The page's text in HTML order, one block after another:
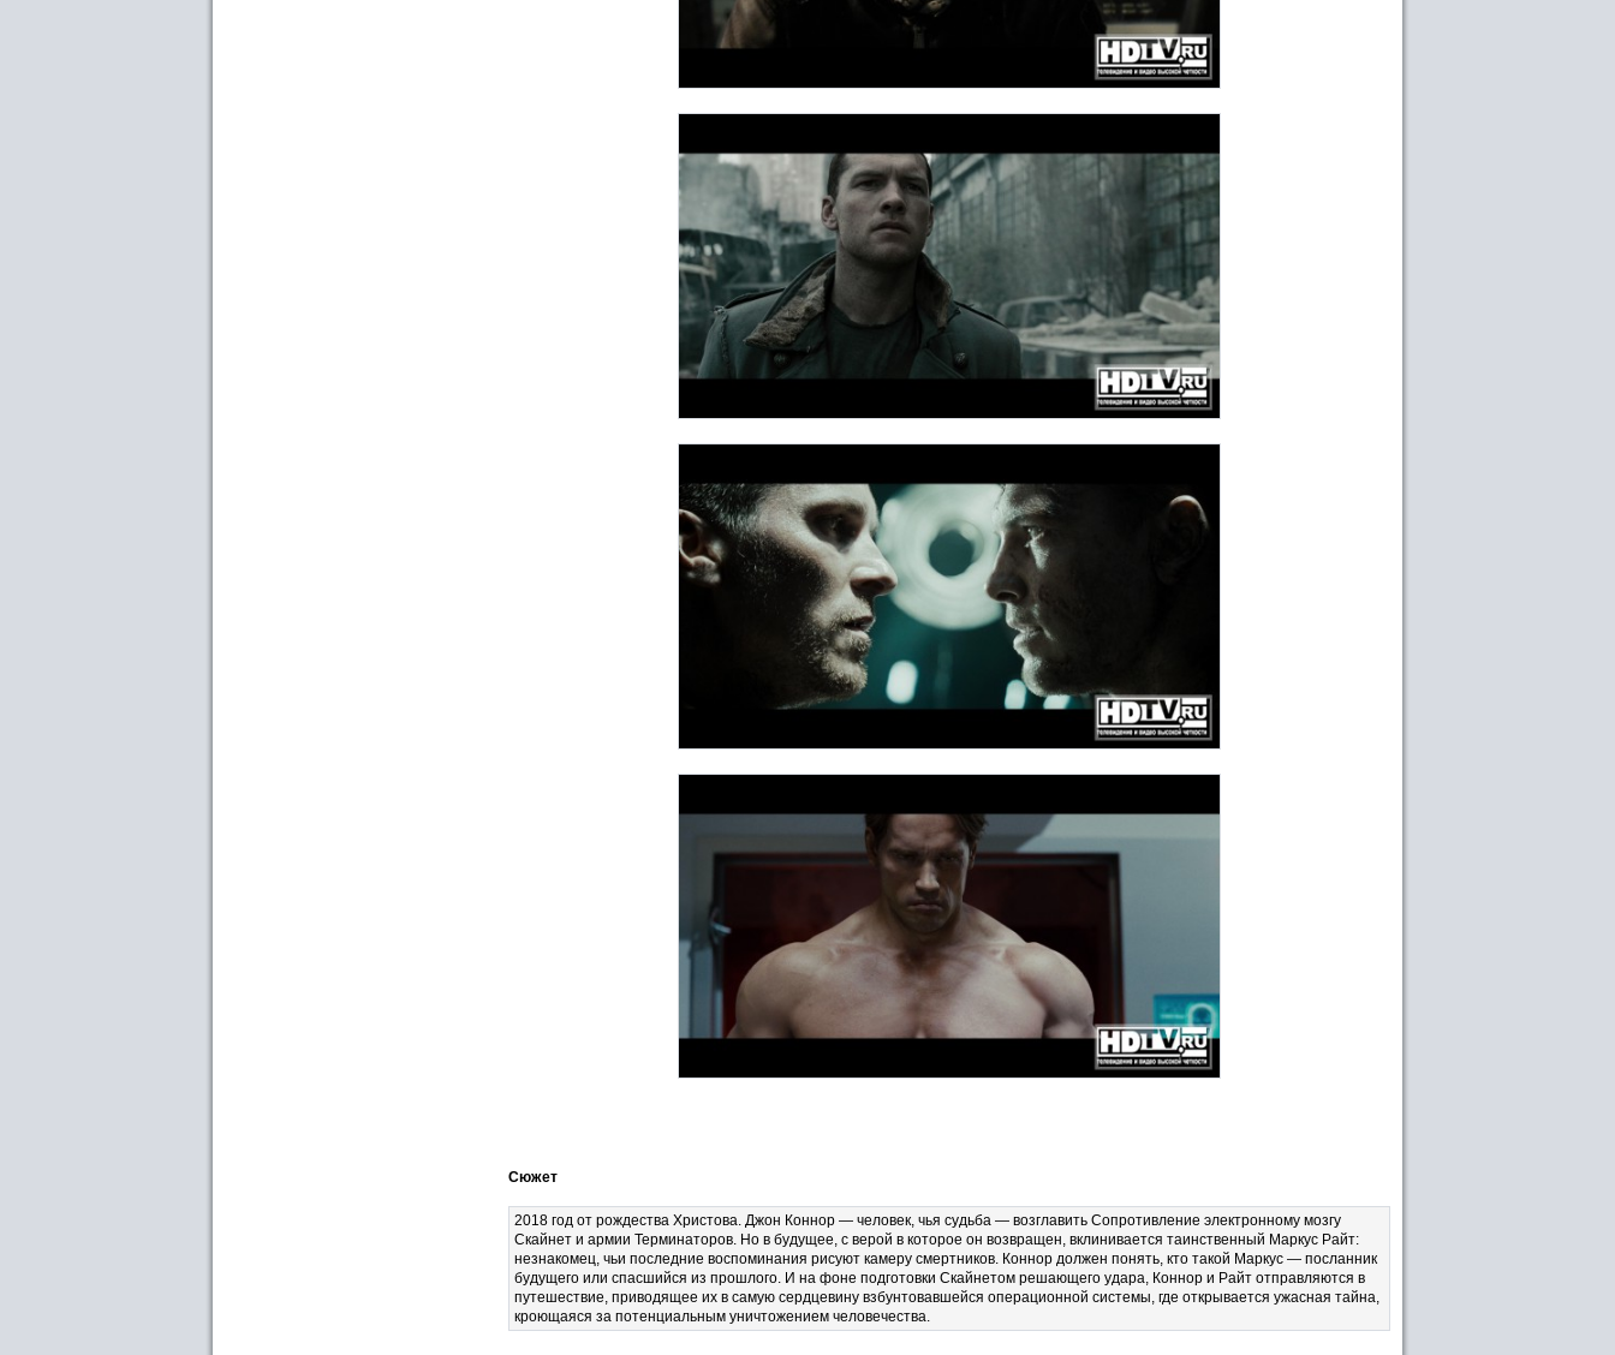
Сюжет
2018 год от рождества Христова. Джон Коннор — человек, чья судьба — возглавить Сопротивление электронному мозгу
Скайнет и армии Терминаторов. Но в будущее, с верой в которое он возвращен, вклинивается таинственный Маркус Райт:
незнакомец, чьи последние воспоминания рисуют камеру смертников. Коннор должен понять, кто такой Маркус — посланник
будущего или спасшийся из прошлого. И на фоне подготовки Скайнетом решающего удара, Коннор и Райт отправляются в
путешествие, приводящее их в самую сердцевину взбунтовавшейся операционной системы, где открывается ужасная тайна,
кроющаяся за потенциальным уничтожением человечества.